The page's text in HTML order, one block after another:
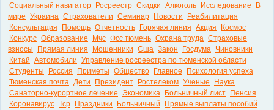
Социальный навигатор
Росреестр Скидки Алкоголь Исследование
В
мире Украина Страхователи Семинар Новости
Реабилитация
Консультация
Помощь Отчетность Горячая линия Акция
Космос
Конкурс Образование Мчс Фсс тюмень Охрана труда Страховые
взносы
Прямая линия Мошенники Сша Закон Госдума Чиновники
Китай Автомобили Управление росреестра по тюменской области
Студенты
Россия Приметы Общество Главное
Психология успеха
Тюменская почта Дети Президент Ростелеком Ученые
Наука
Санаторно-курортное лечение Экономика Больничный лист
Пенсия
Коронавирус Тср Праздники Больничный
Прямые выплаты пособий